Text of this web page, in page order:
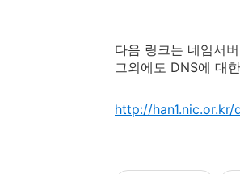
다음 링크는 네임서
그외에도 DNS에 대
http://han1.nic.or.kr/